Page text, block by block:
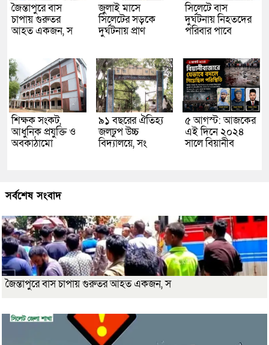
জৈন্তাপুরে বাস
চাপায় গুরুতর
আহত একজন, স
জুলাই মাসে
সিলেটের সড়কে
দুর্ঘটনায় প্রাণ
সিলেটে বাস
দুর্ঘটনায় নিহতদের
পরিবার পাবে
শিক্ষক সংকট,
আধুনিক প্রযুক্তি ও
অবকাঠামো
৯১ বছরের ঐতিহ্য
জলঢুপ উচ্চ
বিদ্যালয়ে, সং
৫ আগস্ট: আজকের
এই দিনে ২০২৪
সালে বিয়ানীব
সর্বশেষ সংবাদ
জৈন্তাপুরে বাস চাপায় গুরুতর আহত একজন, স